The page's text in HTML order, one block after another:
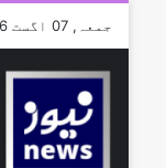
جمعہ, 07 اگست 2026 - GMT+0500 - 21:12:25